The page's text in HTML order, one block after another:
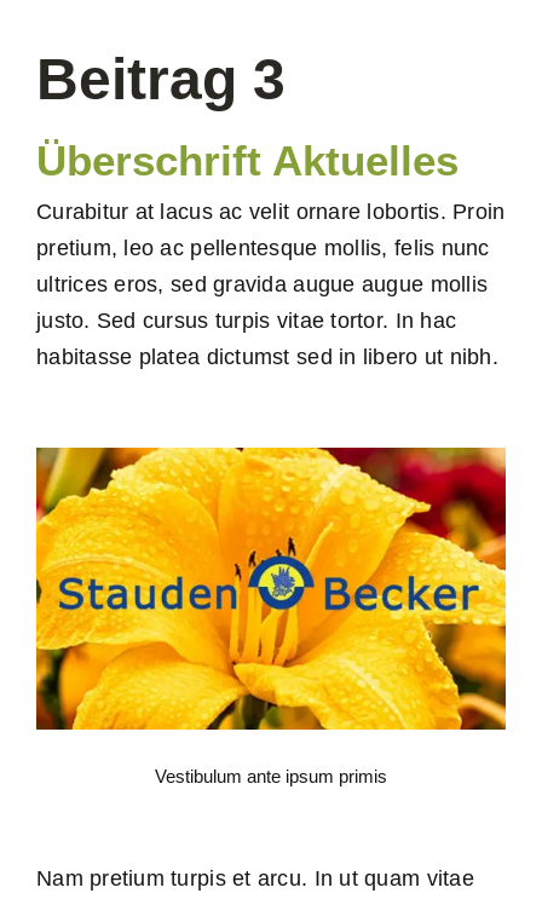
Beetplaner
Shop für Geschäftskunden
Beitrag 3
Überschrift Aktuelles
Curabitur at lacus ac velit ornare lobortis. Proin
pretium, leo ac pellentesque mollis, felis nunc
ultrices eros, sed gravida augue augue mollis
justo. Sed cursus turpis vitae tortor. In hac
habitasse platea dictumst sed in libero ut nibh.
Vestibulum ante ipsum primis
Nam pretium turpis et arcu. In ut quam vitae